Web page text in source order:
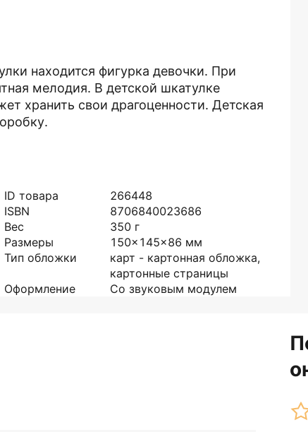
находится фигурка девочки. При
мелодия. В детской шкатулке
хранить свои драгоценности. Детская
ID товара
266448
ISBN
8706840023686
Вес
350 г
Размеры
150x145x86 мм
Тип обложки
карт - картонная обложка,
картонные страницы
Оформление
Со звуковым модулем